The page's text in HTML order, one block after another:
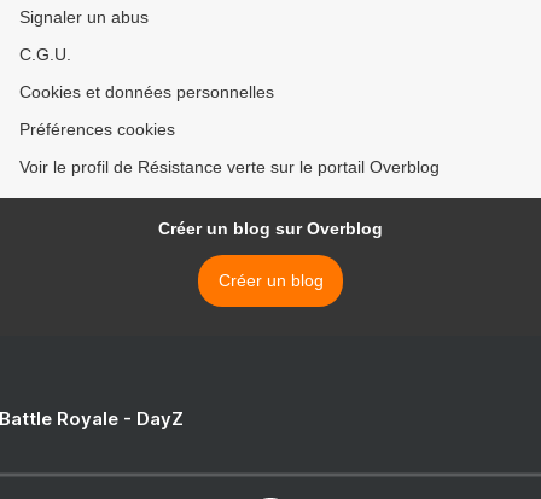
Signaler un abus
C.G.U.
Cookies et données personnelles
Préférences cookies
Voir le profil de Résistance verte sur le portail Overblog
Créer un blog sur Overblog
Créer un blog
Royale - DayZ